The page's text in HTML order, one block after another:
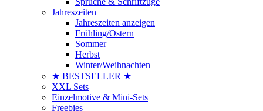
Jahreszeiten
Jahreszeiten anzeigen
Frühling/Ostern
Sommer
Herbst
Winter/Weihnachten
★ BESTSELLER ★
XXL Sets
Einzelmotive & Mini-Sets
Freebies